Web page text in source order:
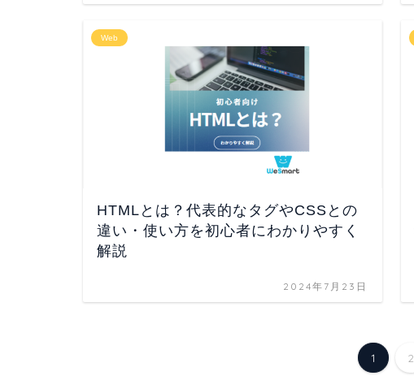
Web
HTMLとは？代表的なタグやCSSとの
違い・使い方を初心者にわかりやすく
解説
2024年7月23日
1 2